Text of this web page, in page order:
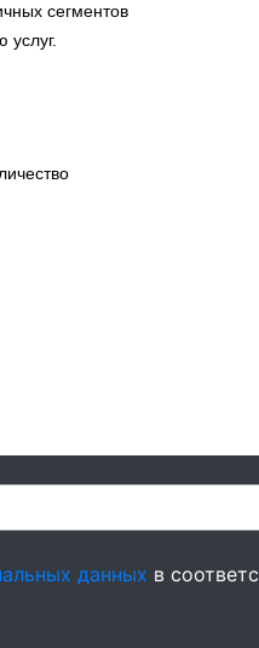
сегментов
данных в